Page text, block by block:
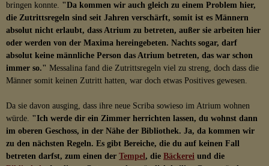
bringen konnte. "Da kommen wir auch gleich zu einem Problem hier,
die Zutrittsregeln sind seit Jahren verschärft, somit ist es Männern
absolut nicht erlaubt, dass Atrium zu betreten, außer sie arbeiten hier
oder werden von der Maxima hereingebeten. Nachts sogar, darf
absolut keine männliche Person das Atrium betreten, das war schon
immer so." Messalina fand die Zutrittsregeln viel zu streng, doch dass die
Männer somit keinen Zutritt hatten, war doch etwas Positives gewesen.
Da sie davon ausging, dass ihre neue Scriba sowieso im Atrium wohnen
würde. "Ich werde dir ein Zimmer herrichten lassen, du wohnst dann
im oberen Geschoss, in der Nähe der Bibliothek. Ja, da kommen wir
zu den nächsten Regeln. Es gibt Bereiche, die du auf keinen Fall
betreten darfst, zum einen der Tempel, die Bäckerei und die